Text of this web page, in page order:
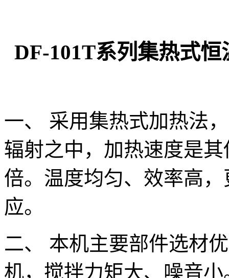
DF-101T系列集热式
一、 采用集热式加热法
辐射之中，加热速度是
倍。温度均匀、效率高
应。
二、 本机主要部件选材
机，搅拌力矩大、噪音